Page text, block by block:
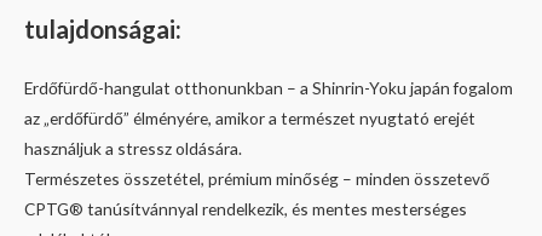
tulajdonságai:
Erdőfürdő-hangulat otthonunkban – a Shinrin-Yoku japán fogalom
az „erdőfürdő” élményére, amikor a természet nyugtató erejét
használjuk a stressz oldására.
Természetes összetétel, prémium minőség – minden összetevő
CPTG® tanúsítvánnyal rendelkezik, és mentes mesterséges